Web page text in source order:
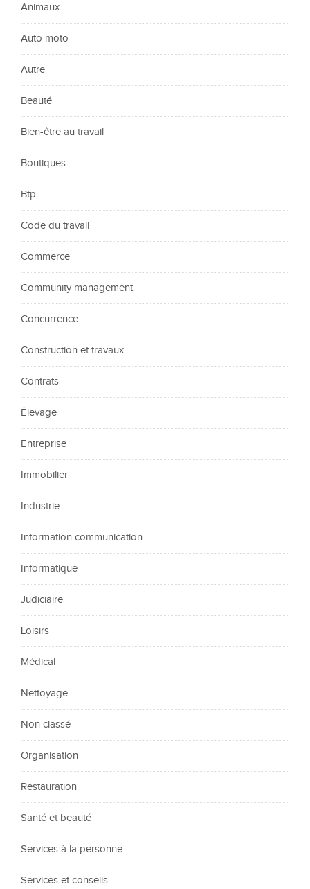
Animaux
Auto moto
Autre
Beauté
Bien-être au travail
Boutiques
Btp
Code du travail
Commerce
Community management
Concurrence
Construction et travaux
Contrats
Élevage
Entreprise
Immobilier
Industrie
Information communication
Informatique
Judiciaire
Loisirs
Médical
Nettoyage
Non classé
Organisation
Restauration
Santé et beauté
Services à la personne
Services et conseils